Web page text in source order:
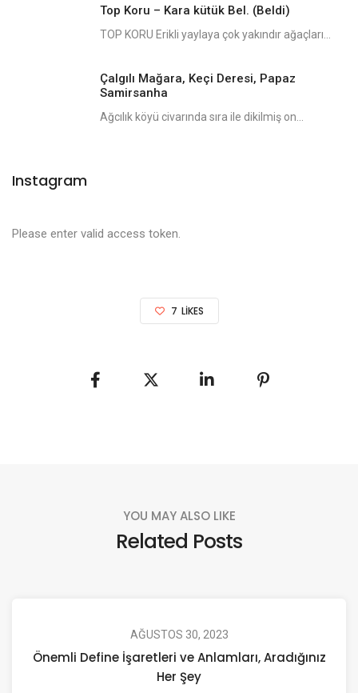
Top Koru – Kara kütük Bel. (Beldi)
TOP KORU Erikli yaylaya çok yakındır ağaçları...
Çalgılı Mağara, Keçi Deresi, Papaz
Samirsanha
Ağcılık köyü civarında sıra ile dikilmiş on...
Instagram
Please enter valid access token.
7 LIKES
YOU MAY ALSO LIKE
Related Posts
AĞUSTOS 30, 2023
Önemli Define İşaretleri ve Anlamları, Aradığınız
Her Şey